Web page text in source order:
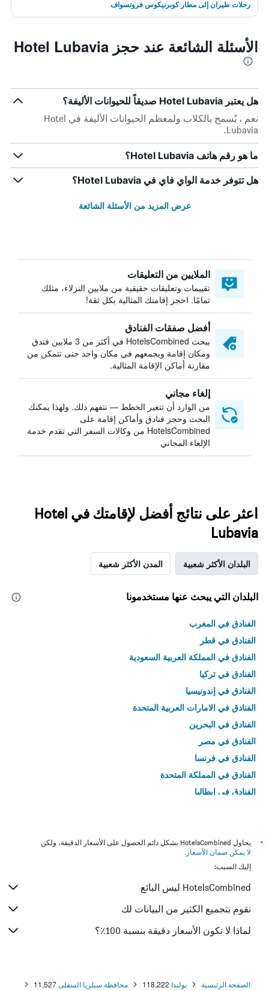
رحلات طيران إلى مطار كوبرنيكوس فروتسواف
الأسئلة الشائعة عند حجز Hotel Lubavia
هل يعتبر Hotel Lubavia صديقاً للحيوانات الأليفة؟
نعم ، يُسمح بالكلاب ولمعظم الحيوانات الأليفة في Hotel
Lubavia.
ما هو رقم هاتف Hotel Lubavia؟
هل تتوفر خدمة الواي فاي في Hotel Lubavia؟
عرض المزيد من الأسئلة الشائعة
الملايين من التعليقات
تقييمات وتعليقات حقيقية من ملايين النزلاء، مثلك
تمامًا. احجز إقامتك المثالية بكل ثقة!
أفضل صفقات الفنادق
يبحث HotelsCombined في أكثر من 3 ملايين فندق
ومكان إقامة ويجمعهم في مكان واحد حتى تتمكن من
مقارنة أماكن الإقامة المثالية.
إلغاء مجاني
من الوارد أن تتغير الخطط — نتفهم ذلك. ولهذا يمكنك
البحث وحجز فنادق وأماكن إقامة على
HotelsCombined من وكالات السفر التي تقدم خدمة
الإلغاء المجاني
اعثر على نتائج أفضل لإقامتك في Hotel
Lubavia
البلدان الأكثر شعبية المدن الأكثر شعبية
البلدان التي يبحث عنها مستخدمونا
الفنادق في المغرب
الفنادق في قطر
الفنادق في المملكة العربية السعودية
الفنادق في تركيا
الفنادق في إندونيسيا
الفنادق في الامارات العربية المتحدة
الفنادق في البحرين
الفنادق في مصر
الفنادق في فرنسا
الفنادق في المملكة المتحدة
الفنادق في إيطاليا
*
يحاول HotelsCombined بشكل دائم الحصول على الأسعار الدقيقة، ولكن
لا يمكن ضمان الأسعار .
إليك السبب:
HotelsCombined ليس البائع
نقوم بتجميع الكثير من البيانات لك
لماذا لا تكون الأسعار دقيقة بنسبة 100٪؟
الصفحة الرئيسية بولندا 118,222 محافظة سيلزيا السفلى 11,527